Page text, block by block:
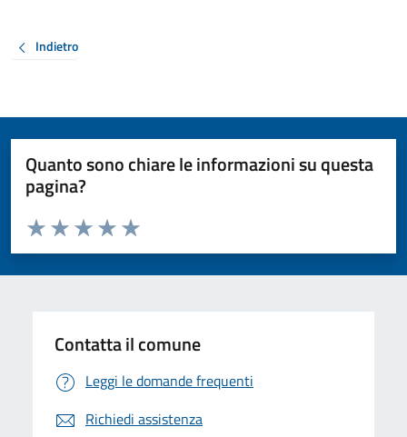
Indietro
Quanto sono chiare le informazioni su questa
pagina?
Valuta da 1 a 5 stelle la pagina
Valuta 5 stelle su 5
Valuta 4 stelle su 5
Valuta 3 stelle su 5
Valuta 2 stelle su 5
Valuta 1 stelle su 5
Contatta il comune
Leggi le domande frequenti
Richiedi assistenza